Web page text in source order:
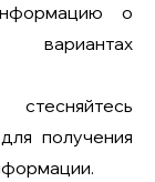
о
получения